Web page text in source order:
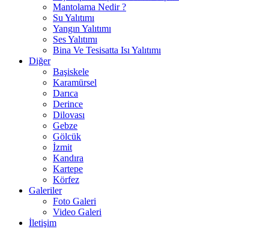
Mantolama Nedir ?
Su Yalıtımı
Yangın Yalıtımı
Ses Yalıtımı
Bina Ve Tesisatta Isı Yalıtımı
Diğer
Başiskele
Karamürsel
Darıca
Derince
Dilovası
Gebze
Gölcük
İzmit
Kandıra
Kartepe
Körfez
Galeriler
Foto Galeri
Video Galeri
İletişim